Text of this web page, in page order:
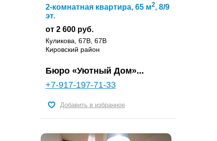
2-комнатная квартира, 65 м2, 8/9
эт.
от 2 600 руб.
Куликова, 67В, 67В
Кировский район
Бюро «Уютный Дом»...
+7-917-197-71-33
Добавить в избранное